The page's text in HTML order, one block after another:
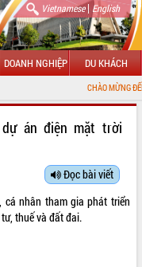
Vietnamese| English
DOANH NGHIỆP DU KHÁCH
CHÀO MỪNG ĐẾN VỚI CỔNG
án điện mặt trời
Đọc bài viết
cá nhân tham gia phát triển
thuế và đất đai.